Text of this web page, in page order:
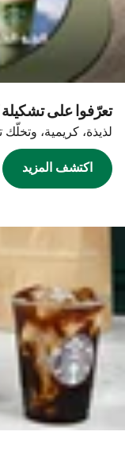
تعرّفوا على تشكيلة
لذيذة، كريمية،
اكتشف المزيد